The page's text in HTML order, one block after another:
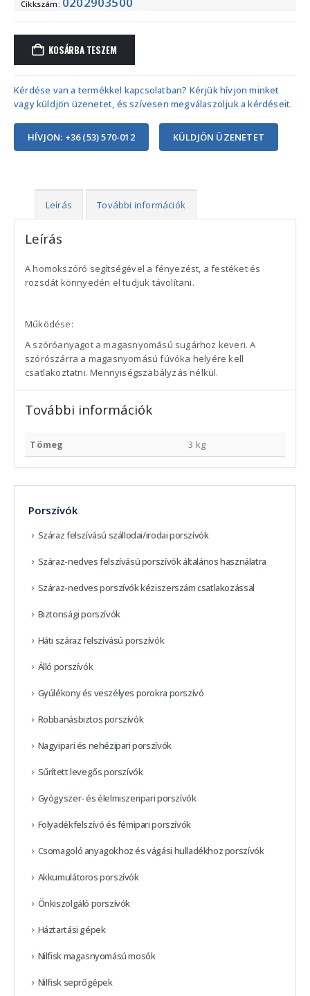
Cikkszám:
KOSÁRBA TESZEM
Kérdése van a termékkel kapcsolatban? Kérjük hívjon minket
vagy küldjön üzenetet, és szívesen megválaszoljuk a kérdéseit.
HÍVJON: +36 (53) 570-012 KÜLDJÖN ÜZENETET
Leírás További információk
Leírás
A homokszóró segítségével a fényezést, a festéket és
rozsdát könnyedén el tudjuk távolítani.
Működése:
A szóróanyagot a magasnyomású sugárhoz keveri. A
szórószárra a magasnyomású fúvóka helyére kell
csatlakoztatni. Mennyiségszabályzás nélkül.
További információk
Tömeg 3 kg
Porszívók
Száraz felszívású szállodai/irodai porszívók
Száraz-nedves felszívású porszívók általános használatra
Száraz-nedves porszívók kéziszerszám csatlakozással
Biztonsági porszívók
Háti száraz felszívású porszívók
Álló porszívók
Gyúlékony és veszélyes porokra porszívó
Robbanásbiztos porszívók
Nagyipari és nehézipari porszívók
Sűrített levegős porszívók
Gyógyszer- és élelmiszeripari porszívók
Folyadékfelszívó és fémipari porszívók
Csomagoló anyagokhoz és vágási hulladékhoz porszívók
Akkumulátoros porszívók
Önkiszolgáló porszívók
Háztartási gépek
Nilfisk magasnyomású mosók
Nilfisk seprőgépek